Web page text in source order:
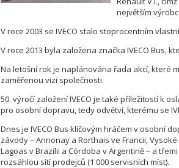
největším
V roce 2003 se IVECO stalo stoprocentním
V roce 2013 byla založena značka IVECO Bus,
Na letošní rok je naplánována řada akcí, které
zaměřenou vizi společnosti.
50. výročí založení IVECO je také příležitostí k
pro osobní dopravu, tedy odvětví, kterému se
Dnes je IVECO Bus klíčovým hráčem v osobní
závody – Annonay a Rorthais ve Francii,
Lagoas v Brazílii a Córdoba v Argentině – a
rozsáhlou sítí prodejců (1 000 servisních míst).